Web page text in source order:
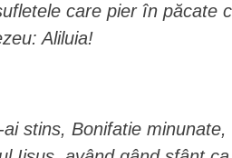
care pier în păcate
Aliluia!
stins, Bonifatie minunate,